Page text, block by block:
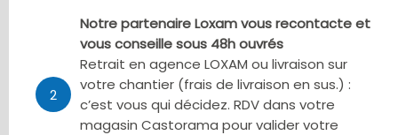
2
Notre partenaire Loxam vous recontacte et
vous conseille sous 48h ouvrés
Retrait en agence LOXAM ou livraison sur
votre chantier (frais de livraison en sus.) :
c’est vous qui décidez. RDV dans votre
magasin Castorama pour valider votre